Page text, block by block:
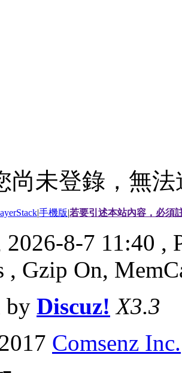
尚未登錄，無
|手機版|若要引述本站內容，必須
8-7 11:40 ,
, Gzip On,
by Discuz! X3.3
Comsenz Inc.